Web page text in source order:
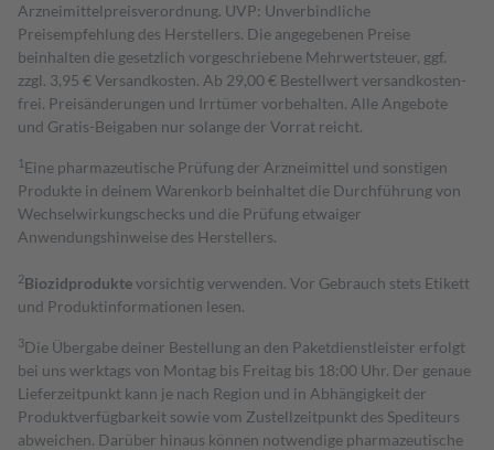
Arzneimittelpreisverordnung. UVP: Unverbindliche
Preisempfehlung des Herstellers. Die angegebenen Preise
beinhalten die gesetzlich vorgeschriebene Mehrwertsteuer, ggf.
zzgl. 3,95 € Versandkosten. Ab 29,00 € Bestell­wert versand­kosten­
frei. Preisänderungen und Irrtümer vorbehalten. Alle Angebote
und Gratis-Beigaben nur solange der Vorrat reicht.
1 Eine pharmazeutische Prüfung der Arzneimittel und sonstigen
Produkte in deinem Warenkorb beinhaltet die Durchführung von
Wechselwirkungschecks und die Prüfung etwaiger
Anwendungshinweise des Herstellers.
2Biozidproduktevorsichtig verwenden. Vor Gebrauch stets Etikett
und Produktinformationen lesen.
3Die Übergabe deiner Bestellung an den Paketdienstleister erfolgt
bei uns werktags von Montag bis Freitag bis 18:00 Uhr. Der genaue
Lieferzeitpunkt kann je nach Region und in Abhängigkeit der
Produktverfügbarkeit sowie vom Zustellzeitpunkt des Spediteurs
abweichen. Darüber hinaus können notwendige pharmazeutische